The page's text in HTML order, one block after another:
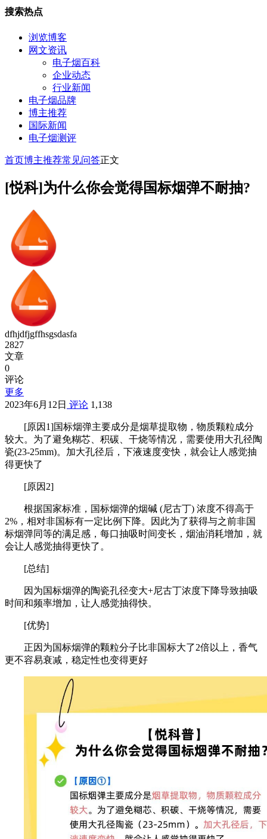
搜索热点
浏览博客
网文资讯
电子烟百科
企业动态
行业新闻
电子烟品牌
博主推荐
国际新闻
电子烟测评
首页博主推荐常见问答正文
[悦科]为什么你会觉得国标烟弹不耐抽?
dfhjdfjgffhsgsdasfa
2827
文章
0
评论
更多
2023年6月12日 评论 1,138
[原因1]国标烟弹主要成分是烟草提取物，物质颗粒成分
较大。为了避免糊芯、积碳、干烧等情况，需要使用大孔径陶
瓷(23-25mm)。加大孔径后，下液速度变快，就会让人感觉抽
得更快了
[原因2]
根据国家标准，国标烟弹的烟碱 (尼古丁) 浓度不得高于
2%，相对非国标有一定比例下降。因此为了获得与之前非国
标烟弹同等的满足感，每口抽吸时间变长，烟油消耗增加，就
会让人感觉抽得更快了。
[总结]
因为国标烟弹的陶瓷孔径变大+尼古丁浓度下降导致抽吸
时间和频率增加，让人感觉抽得快。
[优势]
正因为国标烟弹的颗粒分子比非国标大了2倍以上，香气
更不容易衰减，稳定性也变得更好